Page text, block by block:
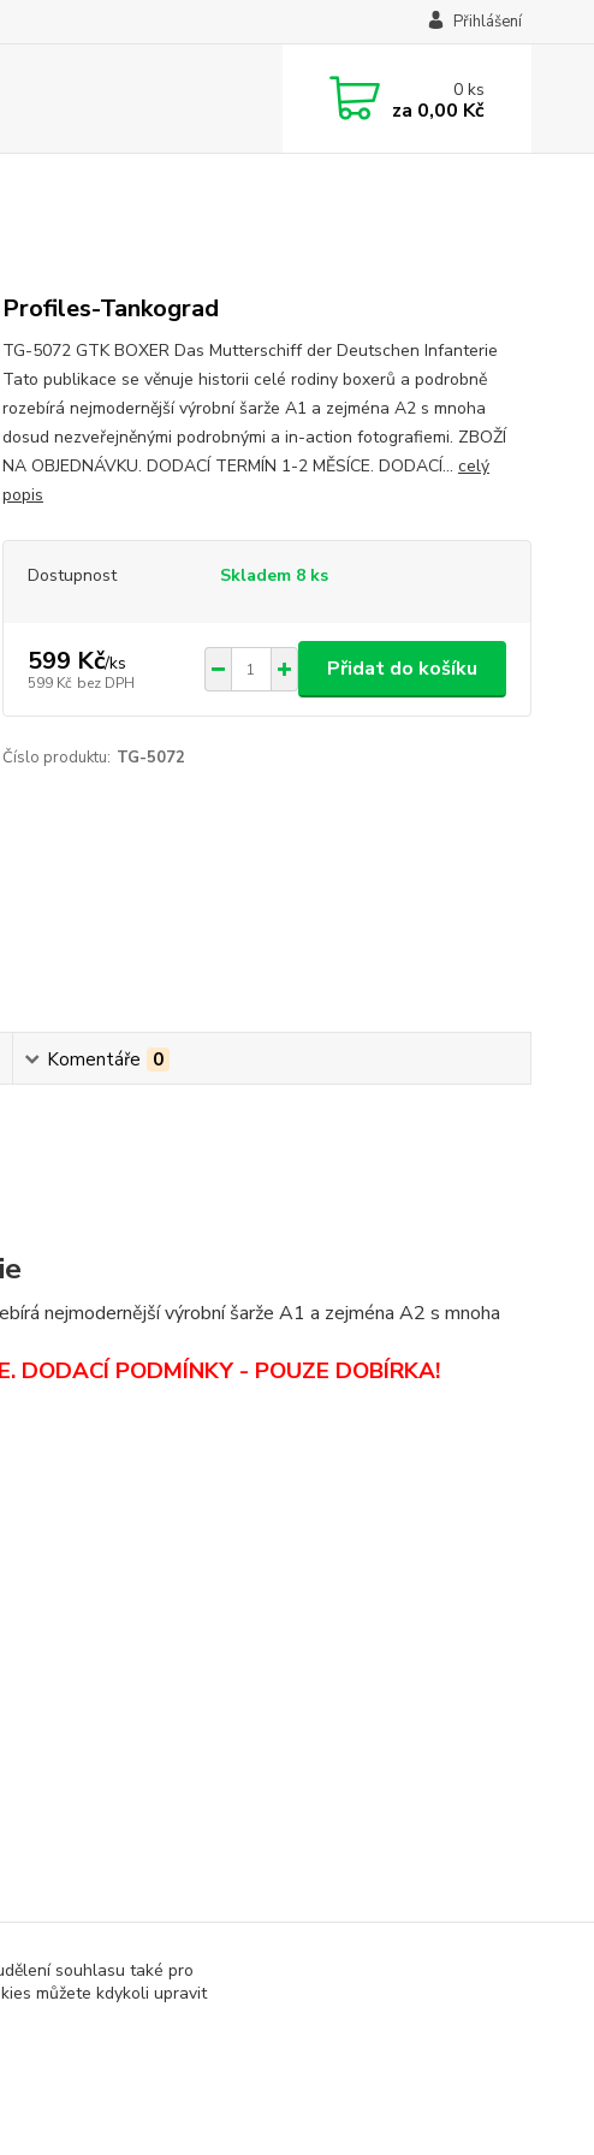
Přihlášení
0ks
za 0,00 Kč
Profiles-Tankograd
TG-5072 GTK BOXER Das Mutterschiff der Deutschen Infanterie
Tato publikace se věnuje historii celé rodiny boxerů a podrobně
rozebírá nejmodernější výrobní šarže A1 a zejména A2 s mnoha
dosud nezveřejněnými podrobnými a in-action fotografiemi. ZBOŽÍ
NA OBJEDNÁVKU. DODACÍ TERMÍN 1-2 MĚSÍCE. DODACÍ... celý
popis
Dostupnost Skladem 8 ks
599 Kč/ks
599 Kč bez DPH
Přidat do košíku
Číslo produktu: TG-5072
Komentáře 0
nejmodernější výrobní šarže A1 a zejména A2 s mnoha
DODACÍ PODMÍNKY - POUZE DOBÍRKA!
souhlasu také pro
můžete kdykoli upravit